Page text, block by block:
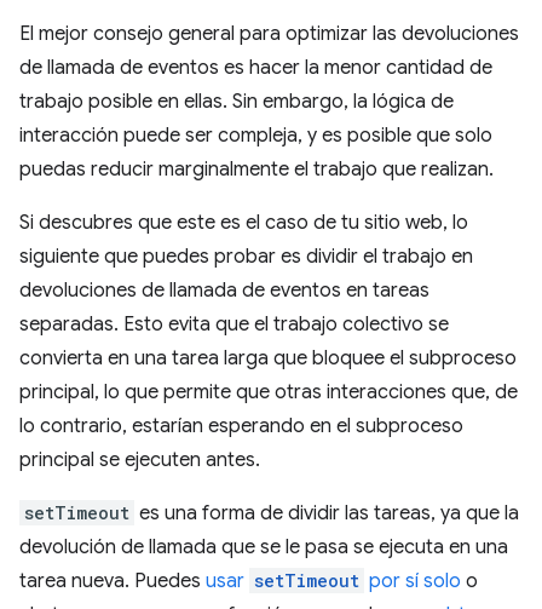
El mejor consejo general para optimizar las devoluciones
de llamada de eventos es hacer la menor cantidad de
trabajo posible en ellas. Sin embargo, la lógica de
interacción puede ser compleja, y es posible que solo
puedas reducir marginalmente el trabajo que realizan.
Si descubres que este es el caso de tu sitio web, lo
siguiente que puedes probar es dividir el trabajo en
devoluciones de llamada de eventos en tareas
separadas. Esto evita que el trabajo colectivo se
convierta en una tarea larga que bloquee el subproceso
principal, lo que permite que otras interacciones que, de
lo contrario, estarían esperando en el subproceso
principal se ejecuten antes.
setTimeout es una forma de dividir las tareas, ya que la
devolución de llamada que se le pasa se ejecuta en una
tarea nueva. Puedes usar setTimeout por sí solo o